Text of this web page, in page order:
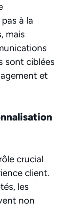
à la
mais
sont ciblées
et
crucial
client.
les
non